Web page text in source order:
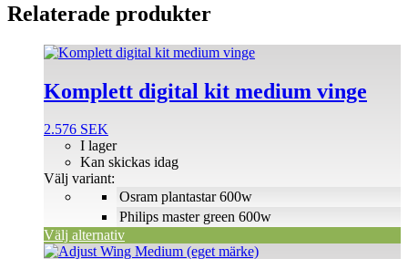
Relaterade produkter
Komplett digital kit medium vinge
2.576 SEK
Osram plantastar 600w
Philips master green 600w
I lager
Kan skickas idag
Välj variant:
Välj alternativ
Den
produkten
har
varianter.
olika
alternativen
på
produktsidan